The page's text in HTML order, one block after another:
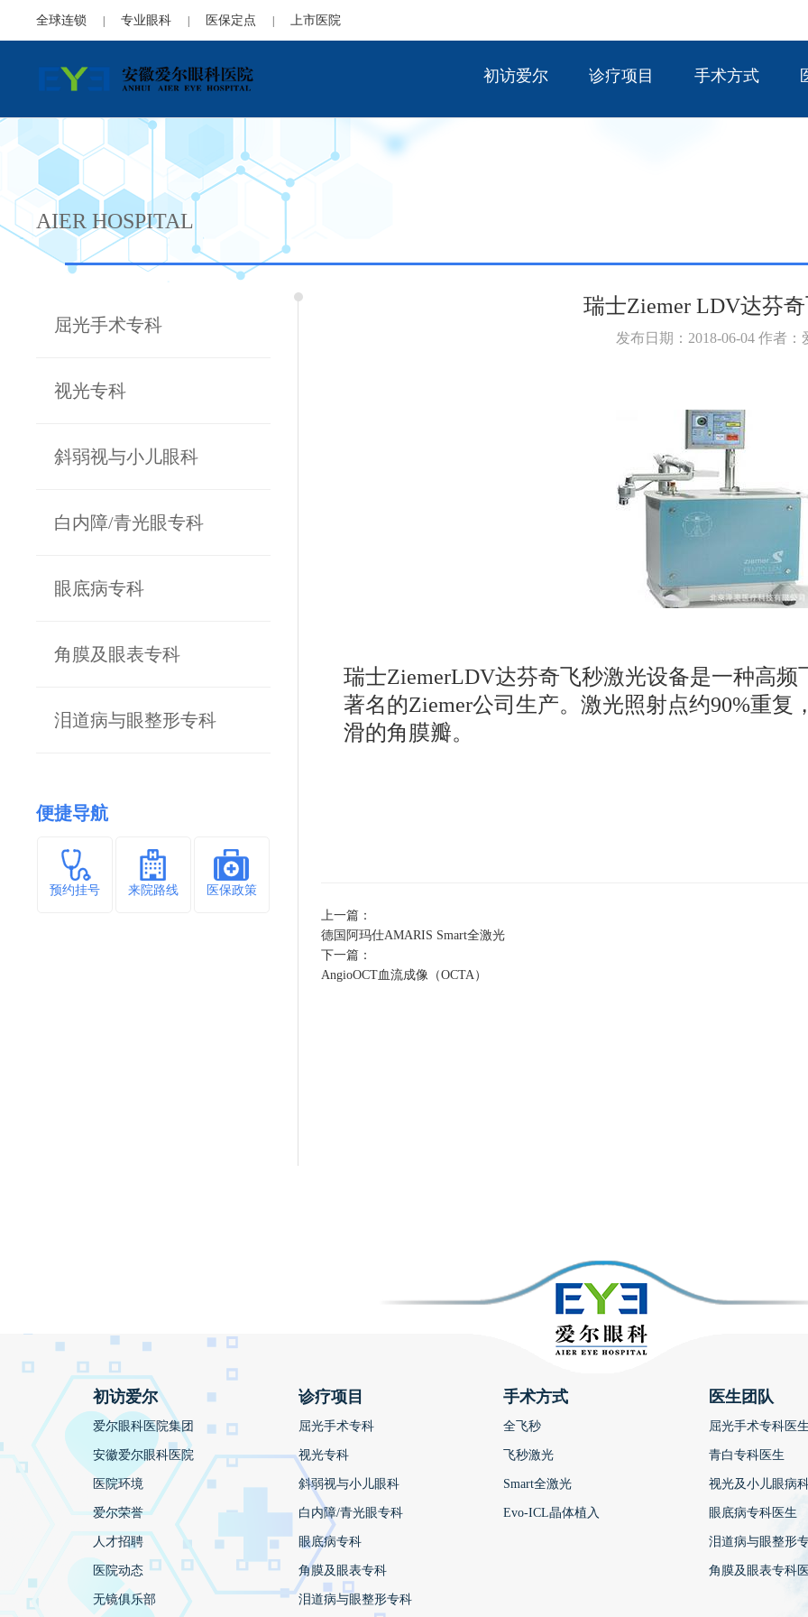
全球连锁 | 专业眼科 | 医保定点 | 上市医院
初访爱尔 诊疗项目 手术方式
AIER HOSPITAL
屈光手术专科
视光专科
斜弱视与小儿眼科
白内障/青光眼专科
眼底病专科
角膜及眼表专科
泪道病与眼整形专科
便捷导航
预约挂号 来院路线 医保政策
瑞士Ziemer LDV达芬
发布日期：2018-06-04 作者：
瑞士ZiemerLDV达芬奇飞秒激光设备是一种高
著名的Ziemer公司生产。激光照射点约90%重
滑的角膜瓣。
上一篇：
德国阿玛仕AMARIS Smart全激光
下一篇：
AngioOCT血流成像（OCTA）
初访爱尔
爱尔眼科医院集团
安徽爱尔眼科医院
医院环境
爱尔荣誉
人才招聘
医院动态
无镜俱乐部
诊疗项目
屈光手术专科
视光专科
斜弱视与小儿眼科
白内障/青光眼专科
眼底病专科
角膜及眼表专科
泪道病与眼整形专科
手术方式
全飞秒
飞秒激光
Smart全激光
Evo-ICL晶体植入
医生团队
屈光手术专科医
青白专科医生
视光及小儿眼病
眼底病专科医生
泪道病与眼整形
角膜及眼表专科